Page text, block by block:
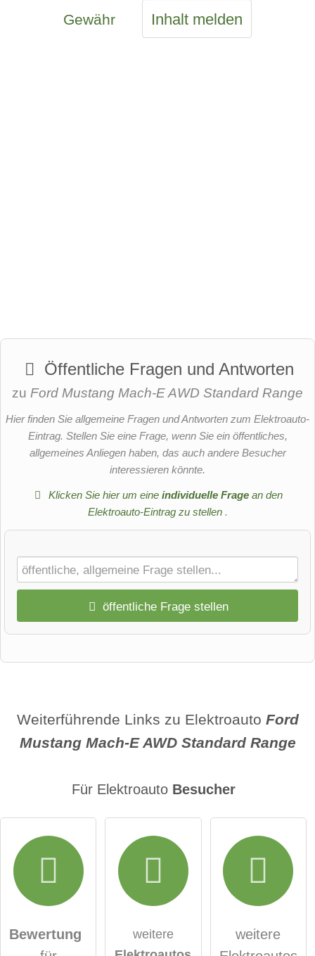
Gewähr
Inhalt melden
Öffentliche Fragen und Antworten
zu Ford Mustang Mach-E AWD Standard Range
Hier finden Sie allgemeine Fragen und Antworten zum Elektroauto-
Eintrag. Stellen Sie eine Frage, wenn Sie ein öffentliches,
allgemeines Anliegen haben, das auch andere Besucher
interessieren könnte.
Klicken Sie hier um eineindividuelle Frage an den
Elektroauto-Eintrag zu stellen .
öffentliche Frage stellen
Name
Hiermit akzeptiere ich die
Datenschutzerklärunghabe ich zur Kenntnis
genommen.
Weiterführende Links zu Elektroauto Ford
Mustang Mach-E AWD Standard Range
Für Elektroauto Besucher
Bewertung
weitere
weitere